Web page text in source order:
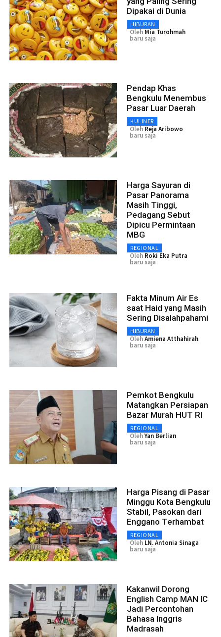
Dipakai di Dunia
HIBURAN
Oleh Mia Turohmah
baru saja
Pendap Khas
Bengkulu Menembus
Pasar Luar Daerah
KULINER
Oleh Reja Aribowo
baru saja
Harga Sayuran di
Pasar Panorama
Masih Tinggi,
Pedagang Sebut
Dipicu Permintaan
MBG
REGIONAL
Oleh Roki Eka Putra
baru saja
Fakta Minum Air Es
saat Haid yang Masih
Sering Disalahpahami
HIBURAN
OlehAmiena Atthahirah
baru saja
Pemkot Bengkulu
Matangkan Persiapan
Bazar Murah HUT RI
REGIONAL
OlehYan Berlian
baru saja
Harga Pisang di Pasar
Minggu Kota Bengkulu
Stabil, Pasokan dari
Enggano Terhambat
REGIONAL
Oleh LN. Antonia Sinaga
baru saja
Kakanwil Dorong
English Camp MAN IC
Jadi Percontohan
Bahasa Inggris
Madrasah